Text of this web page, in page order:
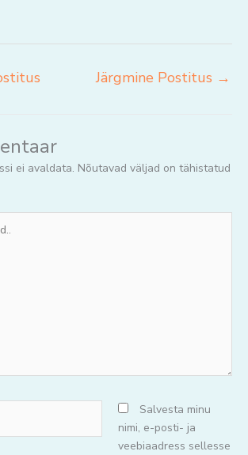
Järgmine Postitus →
ei avaldata. Nõutavad väljad on tähistatud
Salvesta minu
nimi, e-posti- ja
veebiaadress sellesse